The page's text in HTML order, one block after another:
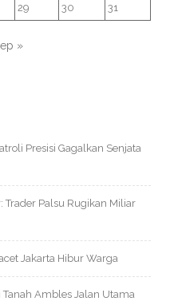
29 30 31
»
Presisi Gagalkan Senjata
Trader Palsu Rugikan Miliar
Jakarta Hibur Warga
Ambles Jalan Utama